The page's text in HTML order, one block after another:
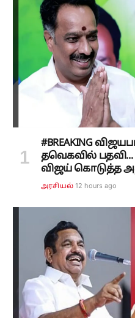
#BREAKING
தவெகவில் பதவி...
விஜய் கொடுத்த
அரசியல் 12 hours ago